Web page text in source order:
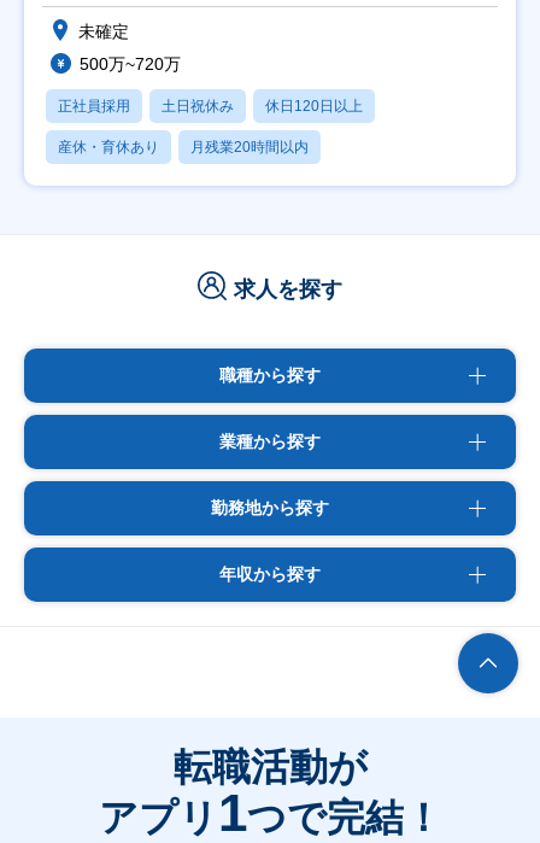
未確定
500万~720万
正社員採用 土日祝休み 休日120日以上
産休・育休あり 月残業20時間以内
求人を探す
職種から探す
業種から探す
勤務地から探す
年収から探す
転職活動が
アプリ 1つで完結！